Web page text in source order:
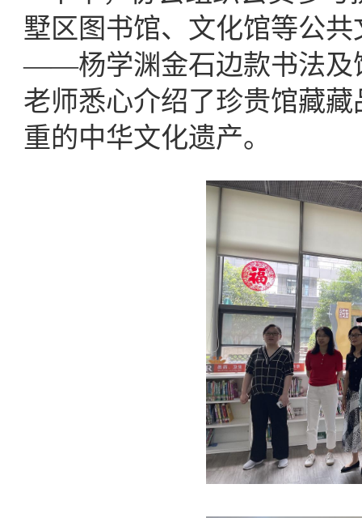
墅区图书馆、文化馆等公
——杨学渊金石边款书法及
老师悉心介绍了珍贵馆藏
重的中华文化遗产。